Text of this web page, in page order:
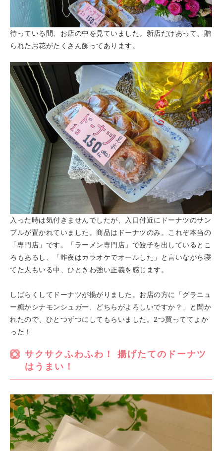
待っている間、お店の中を見ていました。新店だけあって、贈
られたお花がたくさん飾ってあります。
入った時は気付きませんでしたが、入口付近にドーナツのサン
プルが置かれていました。商品はドーナツのみ。これぞ本当の
「専門店」です。「ラーメン専門店」で餃子を出しているとこ
ろもあるし、「昨夜はカラオケでオールした」と言いながら寝
てた人もいる中、ひときわ強い正義を感じます。
しばらくしてドーナツが揚がりました。お店の方に「グラニュ
ー糖かシナモンシュガー、どちらがよろしいですか？」と聞か
れたので、ひとつずつにしてもらいました。2つ買っててよか
った！
サクサクふわふわ！ 揚げたてのドーナツ
はうまい！